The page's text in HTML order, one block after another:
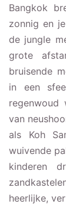
Bangkok
zonnig en
de jungle
grote
bruisende
in een
van
als Koh
wuivende
kinderen
heerlijke,